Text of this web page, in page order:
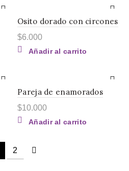
Osito dorado con circones
$6.000
Añadir al carrito
Pareja de enamorados
$10.000
Añadir al carrito
2